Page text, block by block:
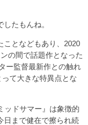
たもんね。
ことなどもあり、2020
の間で話題作となった
ー監督最新作との触れ
て大きな特異点とな
ドサマー』は象徴的
日まで健在で擦られ続